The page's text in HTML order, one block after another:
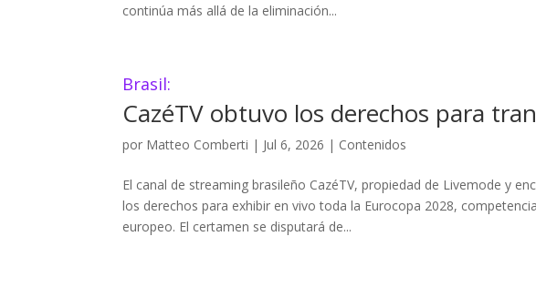
continúa más allá de la eliminación...
Brasil:
CazéTV obtuvo los derechos para
por Matteo Comberti | Jul 6, 2026 | Contenidos
El canal de streaming brasileño CazéTV, propiedad de Livemode y
los derechos para exhibir en vivo toda la Eurocopa 2028,
europeo. El certamen se disputará de...